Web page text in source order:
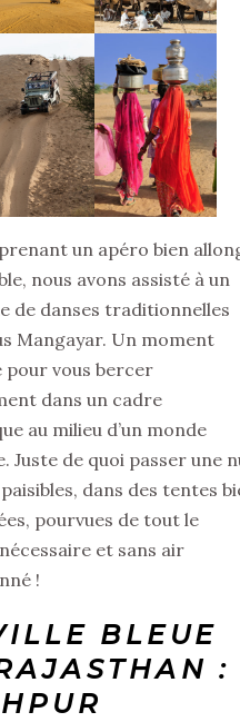
un apéro bien
nous avons assisté à un
de danses traditionnelles
Mangayar. Un moment
pour vous bercer
dans un cadre
au milieu d’un monde
Juste de quoi passer une
dans des tentes
pourvues de tout le
et sans air
!
BLEUE
: